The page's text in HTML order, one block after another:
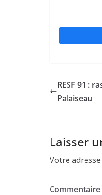
RESF 91 :
Palaiseau
Laisser
Votre
Commentaire